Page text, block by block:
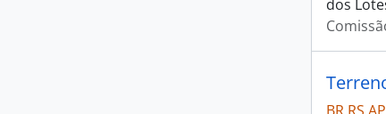
dos